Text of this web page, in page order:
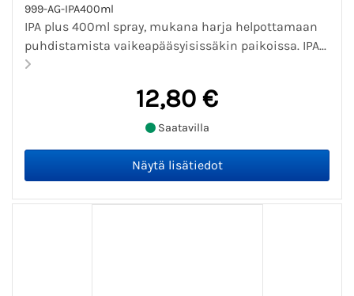
999-AG-IPA400ml
IPA plus 400ml spray, mukana harja helpottamaan
puhdistamista vaikeapääsyisissäkin paikoissa. IPA...
12,80 €
Saatavilla